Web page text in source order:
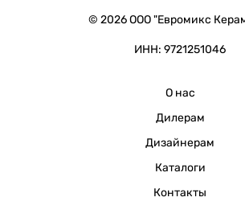
© 2026 ООО "Евромикс
ИНН: 9721251046
О нас
Дилерам
Дизайнерам
Каталоги
Контакты